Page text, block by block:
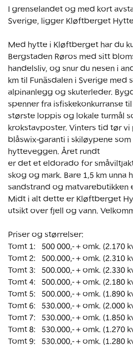
I grenselandet og med kort
Sverige, ligger Kløftberget
Med hytte i Kløftberget har du
Bergstaden Røros med sitt
handelsliv, og snur du nesen i
km til Funäsdalen i Sverige med
alpinanlegg og skuterleder.
spenner fra isfiskekonkurranse
største loppis og lokale turmål
krokstavposter. Vinters tid tør vi
blåswix-garanti i skiløypene
hytteveggen. Året rundt
er det et eldorado for
skog og mark. Bare 1,5 km
sandstrand og matvarebutikken
Midt i alt dette er Kløftberget
utsikt over fjell og vann.
Priser og størrelser:
Tomt 1:   500 000,- + omk. (2.170
Tomt 2:   500.000,- + omk. (2.310
Tomt 3:   500.000,- + omk. (2.330
Tomt 4:   500.000,- + omk. (2.180
Tomt 5:   500.000,- + omk. (1.890
Tomt 6:   530.000,- + omk. (2.000
Tomt 7:   530.000,- + omk. (1.850
Tomt 8:   530.000,- + omk. (1.270
Tomt 9:   530.000,- + omk. (1.280